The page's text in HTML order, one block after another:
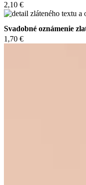
2,10 €
Svadobné oznámenie
1,70 €